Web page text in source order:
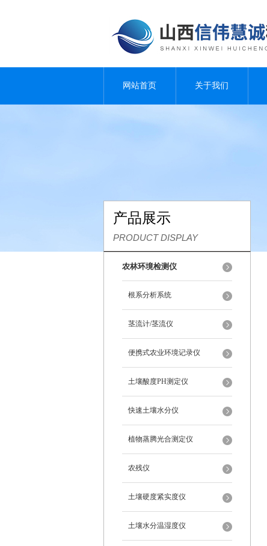
网站首页 关于我们
产品展示
PRODUCT DISPLAY
农林环境检测仪
根系分析系统
茎流计/茎流仪
便携式农业环境记录仪
土壤酸度PH测定仪
快速土壤水分仪
植物蒸腾光合测定仪
农残仪
土壤硬度紧实度仪
土壤水分温湿度仪